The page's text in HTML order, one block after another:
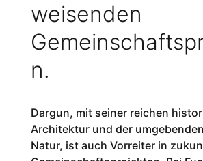
weisenden
n.
Dargun, mit seiner reichen
Architektur und der
Natur, ist auch Vorreiter in